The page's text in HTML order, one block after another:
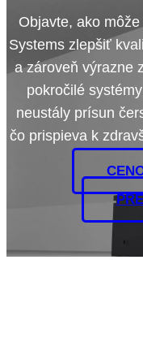
Objavte, ako
Systems zlepšiť
a zároveň výrazne
pokročilé
neustály prísun
čo prispieva k